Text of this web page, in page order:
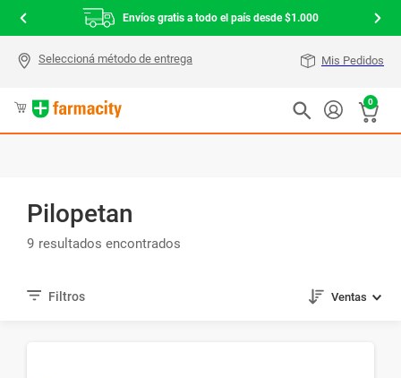
Envíos gratis a todo el país desde $1.000
Mis Pedidos
0
Pilopetan
9
Ventas